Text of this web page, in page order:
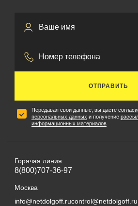
ОТПРАВИТЬ
Передавая свои данные, вы даете
персональных данных и получение
информационных материалов
Горячая линия
8(800)707-36-97
Москва
info@netdolgoff.rucontrol@netdolgoff.ru